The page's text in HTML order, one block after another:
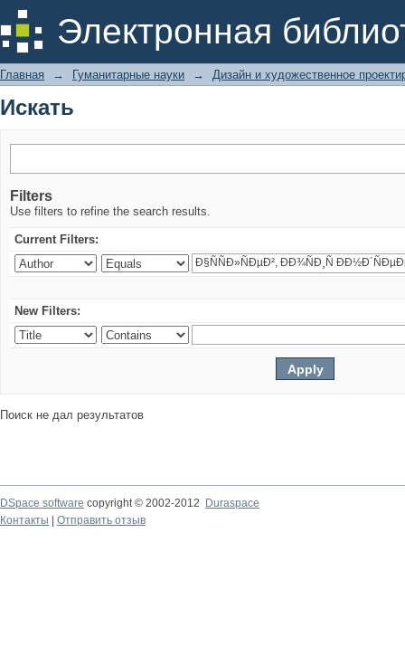
Электронная
Искать
Главная → Гуманитарные науки → Дизайн и художественное
Искать
Filters
Use filters to refine the search results.
Current Filters:
New Filters:
Поиск не дал результатов
DSpace software copyright © 2002-2012
Duraspace
Контакты
Отправить отзыв